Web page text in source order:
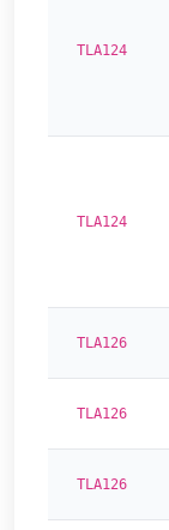
TLA124
TLA124
TLA126
TLA126
TLA126